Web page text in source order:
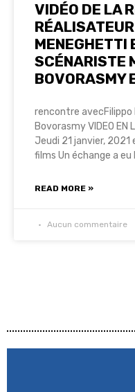
VIDÉO DE LA
MENEGHETTI
SCÉNARISTE
BOVORASMY
rencontre
Bovorasmy VIDEO EN
Jeudi 21 janvier,
films Un échange a eu
READ MORE »
Aucun commentaire